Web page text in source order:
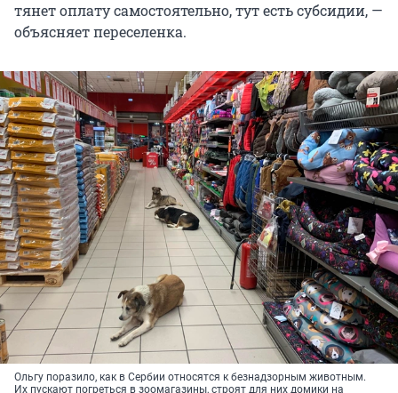
тянет оплату самостоятельно, тут есть субсидии, —
объясняет переселенка.
Ольгу поразило, как в Сербии относятся к безнадзорным животным.
Их пускают погреться в зоомагазины, строят для них домики на